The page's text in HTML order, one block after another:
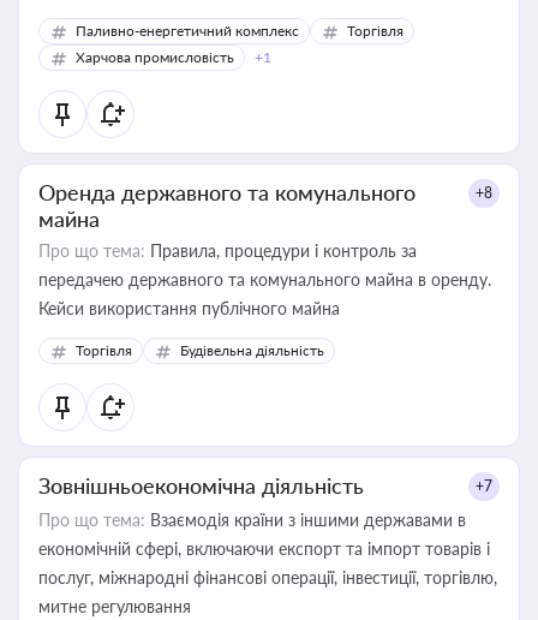
Паливно-енергетичний комплекс
Торгівля
Харчова промисловість
+1
Оренда державного та комунального
майна
+8
Про що тема: Правила, процедури і контроль за
передачею державного та комунального майна в оренду.
Кейси використання публічного майна
Торгівля Будівельна діяльність
Зовнішньоекономічна діяльність +7
Про що тема: Взаємодія країни з іншими державами в
економічній сфері, включаючи експорт та імпорт товарів і
послуг, міжнародні фінансові операції, інвестиції, торгівлю,
митне регулювання